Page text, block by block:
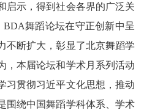
启示，得到社会各界的广泛关
舞蹈论坛在守正创新中呈
不断扩大，彰显了北京舞蹈学
，本届论坛和学术月系列活动
习贯彻习近平文化思想，推动
围绕中国舞蹈学科体系、学术